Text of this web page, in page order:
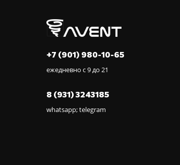
+7 (901) 980-10-65
ежедневно с 9 до 21
8 (931) 3243185
whatsapp; telegram